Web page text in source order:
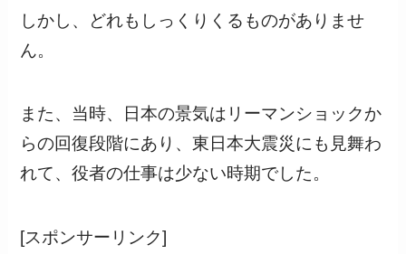
しかし、どれもしっくりくるものがありませ
ん。
また、当時、日本の景気はリーマンショックか
らの回復段階にあり、東日本大震災にも見舞わ
れて、役者の仕事は少ない時期でした。
[スポンサーリンク]